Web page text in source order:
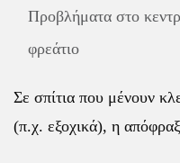
Προβλήματα στο
φρεάτιο
Σε σπίτια που μένουν
(π.χ. εξοχικά), η